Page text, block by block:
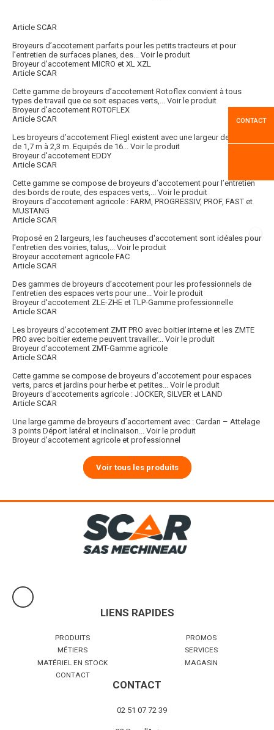
Article SCAR
Broyeurs d’accotement parfaits pour les petits tracteurs et pour
l’entretien de surfaces planes, des... Voir le produit
Broyeur d'accotement MICRO et XL XZL
Article SCAR
Cette gamme de broyeurs d’accotement Rotoflex convient à tous
types de travail que ce soit espaces verts,... Voir le produit
Broyeur d'accotement ROTOFLEX
Article SCAR
Les broyeurs d’accotement Fliegl existent avec une largeur de travail
de 1,7 m à 2,3 m. Equipés de 16... Voir le produit
Broyeur d'accotement EDDY
Article SCAR
Cette gamme se compose de broyeurs d’accotement pour l’entretien
des bords de route, des espaces verts,... Voir le produit
Broyeurs d'accotement agricole : FARM, PROGRESSIV, PROF, FAST et
MUSTANG
Article SCAR
Proposé en 2 largeurs, les faucheuses d'accotement sont idéales pour
l'entretien des voiries, talus,... Voir le produit
Broyeur accotement agricole FAC
Article SCAR
Des gammes de broyeurs d’accotement pour les professionnels de
l’entretien des espaces verts pour une... Voir le produit
Broyeur d'accotement ZLE-ZHE et TLP-Gamme professionnelle
Article SCAR
Les broyeurs d’accotement ZMT PRO avec boitier interne et les ZMTE
PRO avec boitier externe peuvent travailler... Voir le produit
Broyeur d'accotement ZMT-Gamme agricole
Article SCAR
Cette gamme se compose de broyeurs d’accotement pour espaces
verts, parcs et jardins pour herbe et petites... Voir le produit
Broyeurs d'accotements agricole : JOCKER, SILVER et LAND
Article SCAR
Une large gamme de broyeurs d’accortement avec : Cardan – Attelage
3 points Déport latéral et inclinaison... Voir le produit
Broyeur d'accotement agricole et professionnel
Voir tous les produits
CONTACT
LIENS RAPIDES
PRODUITS
PROMOS
MÉTIERS
SERVICES
MATÉRIEL EN STOCK
MAGASIN
CONTACT
CONTACT
02 51 07 72 39